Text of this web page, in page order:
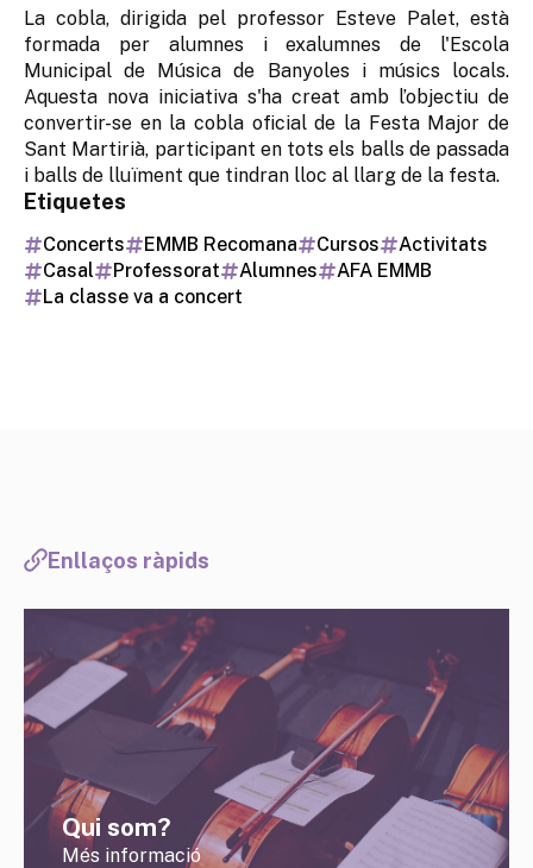
La cobla, dirigida pel professor Esteve Palet, està
formada per alumnes i exalumnes de l'Escola
Municipal de Música de Banyoles i músics locals.
Aquesta nova iniciativa s'ha creat amb l’objectiu de
convertir-se en la cobla oficial de la Festa Major de
Sant Martirià, participant en tots els balls de passada
i balls de lluïment que tindran lloc al llarg de la festa.
Etiquetes
Concerts EMMB Recomana Cursos
Activitats
Casal
Professorat Alumnes
AFA EMMB
La classe va a concert
Enllaços ràpids
Qui som?
Més informació